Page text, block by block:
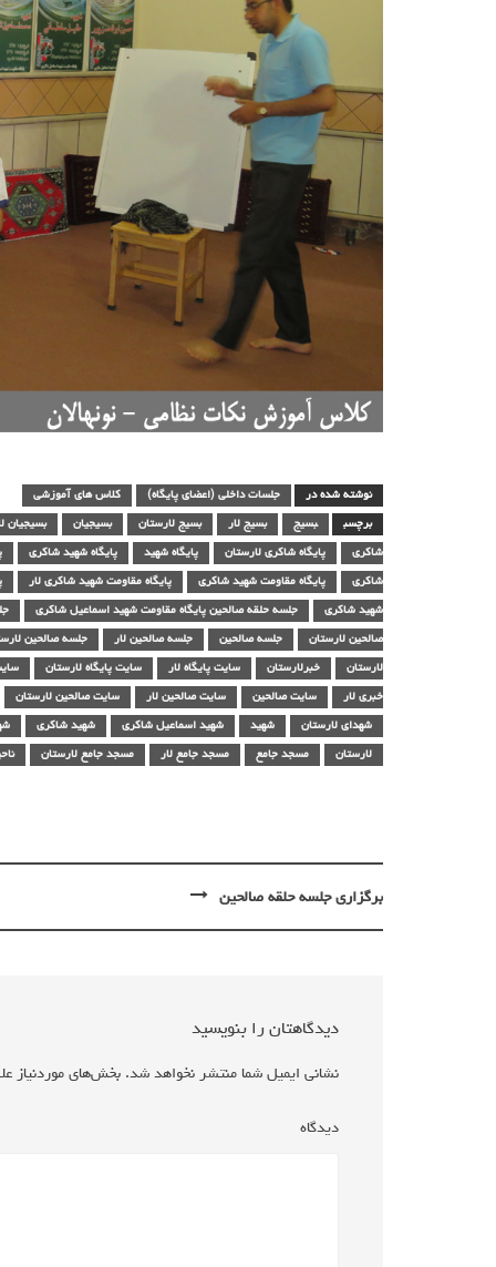
نوشته شده در جلسات داخلی (اعضای پایگاه) کلاس های آموزشی
برچسب بسیج بسیج لار بسیج لارستان بسیجیان بسیجیان
شاکری پایگاه شاکری لارستان پایگاه شهید پایگاه شهید شاکری
شاکری پایگاه مقاومت شهید شاکری پایگاه مقاومت شهید شاکری لار
شهید شاکری جلسه حلقه صالحین پایگاه مقاومت شهید اسماعیل شاکری
صالحین لارستان جلسه صالحین جلسه صالحین لار جلسه صالحین
لارستان خبرلارستان سایت پایگاه لار سایت پایگاه لارستان
خبری لار سایت صالحین سایت صالحین لار سایت صالحین لارستان
شهدای لارستان شهید شهید اسماعیل شاکری شهید شاکری
لارستان مسجد جامع مسجد جامع لار مسجد جامع لارستان
پیمایش
نوشته
برگزاری جلسه حلقه صالحین
دیدگاهتان را بنویسید
نشانی ایمیل شما منتشر نخواهد شد. بخش‌های موردنیاز
دیدگاه